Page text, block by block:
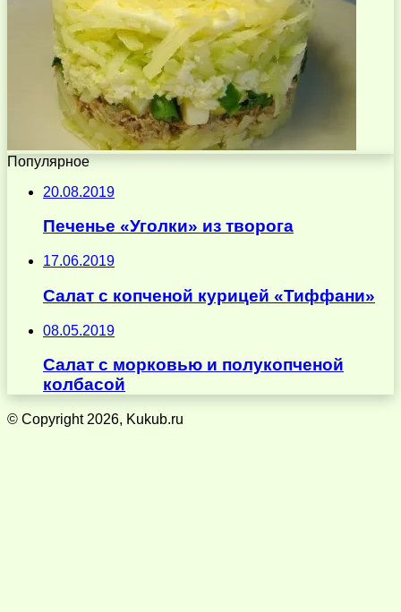
Популярное
20.08.2019
Печенье «Уголки» из творога
17.06.2019
Салат с копченой курицей «Тиффани»
08.05.2019
Салат с морковью и полукопченой
колбасой
© Copyright 2026, Kukub.ru